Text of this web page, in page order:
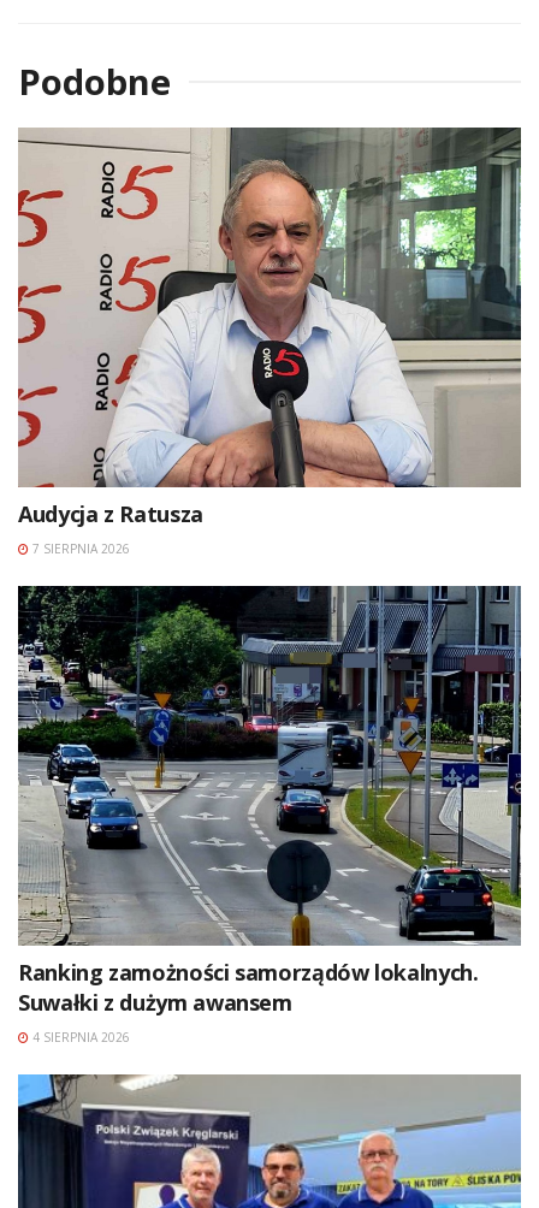
Podobne
Audycja z Ratusza
7 SIERPNIA 2026
Ranking zamożności samorządów lokalnych.
Suwałki z dużym awansem
4 SIERPNIA 2026